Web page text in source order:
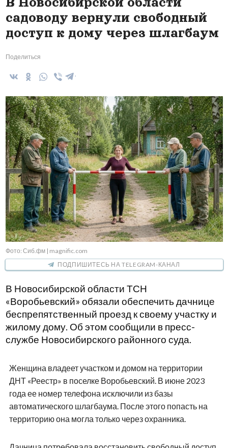
садоводу вернули свободный
доступ к дому через шлагбаум
Поделиться
Фото: Сиб.фм | magnific.com
ПОДПИШИТЕСЬ НА TELEGRAM-КАНАЛ
В Новосибирской области ТСН
«Воробьевский» обязали обеспечить дачнице
беспрепятственный проезд к своему участку и
жилому дому. Об этом сообщили в пресс-
службе Новосибирского районного суда.
Женщина владеет участком и домом на территории
ДНТ «Реестр» в поселке Воробьевский. В июне 2023
года ее номер телефона исключили из базы
автоматического шлагбаума. После этого попасть на
территорию она могла только через охранника.